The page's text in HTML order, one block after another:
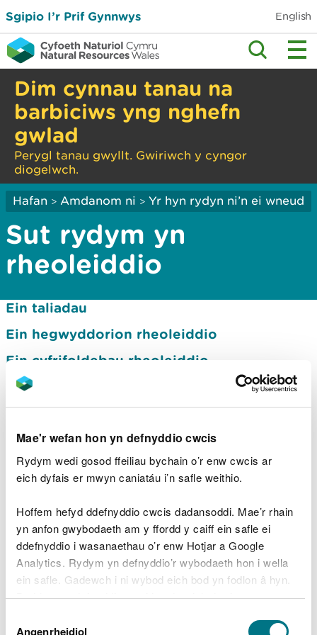
Mae'r wefan hon yn defnyddio cwcis
Rydym wedi gosod ffeiliau bychain o’r enw cwcis ar
eich dyfais er mwyn caniatáu i’n safle weithio.
Hoffem hefyd ddefnyddio cwcis dadansoddi. Mae’r rhain
yn anfon gwybodaeth am y ffordd y caiff ein safle ei
ddefnyddio i wasanaethau o’r enw Hotjar a Google
Analytics. Rydym yn defnyddio’r wybodaeth hon i wella
ein safle. Gadewch i ni wybod eich bod yn fodlon â hyn.
Byddwn yn defnyddio cwci i gadw eich dewis.
Gellirdarllen mwy am ein cwcis cyn i chi ddewis.
Angenrheidiol
Sgipio I’r Prif Gynnwys English
Dim cynnau tanau na
barbiciws yng nghefn
gwlad
Perygl tanau gwyllt. Gwiriwch y cyngor
diogelwch.
Hafan > Amdanom ni > Yr hyn rydyn ni’n ei wneud
Sut rydym yn
rheoleiddio
Ein taliadau
Ein hegwyddorion rheoleiddio
Ein cyfrifoldebau rheoleiddio
Lefelau’r gwasanaeth trwyddedu Cyfoeth
y gallwch ei ddisgwyl gennym
Cyfranogiad y cyhoedd: sut y gallwch
gymryd rhan yn ein hymgynghoriadau ar
Cynllun Cyhoeddiadau Trwyddedu
Sut rydym ni’n asesu’r modd mae
busnesau’n cydymffurfio
Sut rydym yn rheoleiddio safleoedd